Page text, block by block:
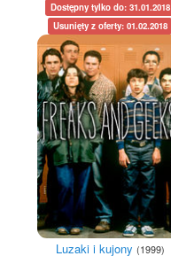
Dostępny tylko do: 31.01.2018
Usunięty z oferty: 01.02.2018
Luzaki i kujony (1999)